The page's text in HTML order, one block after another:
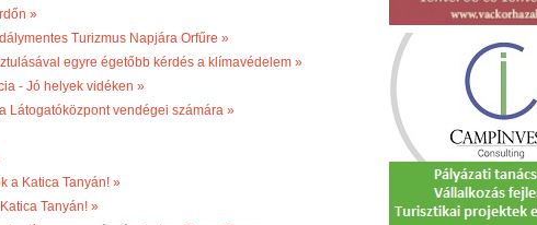
»
Turizmus Napjára Orfűre »
egyre égetőbb kérdés a klímavédelem »
- Jó helyek vidéken »
Látogatóközpont vendégei számára »
a Katica Tanyán! »
Tanyán! »